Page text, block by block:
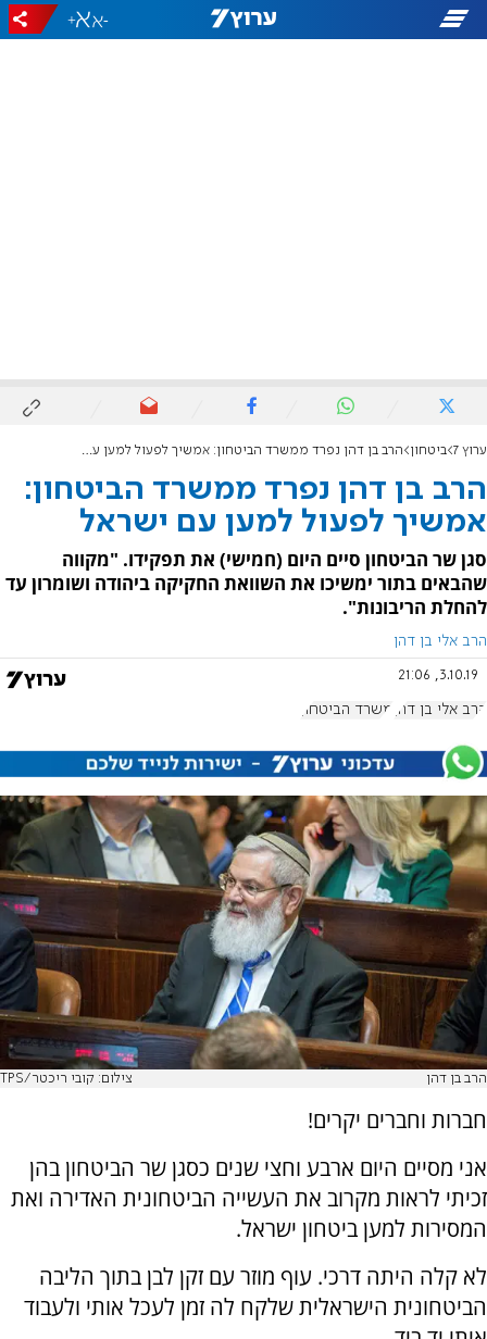
-
+
ערוץ 7 ביטחון הרב בן דהן נפרד ממשרד הביטחון: אמשיך לפעול למען עם ישראל
הרב בן דהן נפרד ממשרד הביטחון:
אמשיך לפעול למען עם ישראל
סגן שר הביטחון סיים היום (חמישי) את תפקידו. "מקווה
שהבאים בתור ימשיכו את השוואת החקיקה ביהודה ושומרון עד
להחלת הריבונות".
הרב אלי בן דהן
3.10.19, 21:06
הרב אלי בן דהן משרד הביטחון
הרב בן דהן צילום: קובי ריכטר/TPS
חברות וחברים יקרים!
אני מסיים היום ארבע וחצי שנים כסגן שר הביטחון בהן
זכיתי לראות מקרוב את העשייה הביטחונית האדירה ואת
המסירות למען ביטחון ישראל.
לא קלה היתה דרכי. עוף מוזר עם זקן לבן בתוך הליבה
הביטחונית הישראלית שלקח לה זמן לעכל אותי ולעבוד